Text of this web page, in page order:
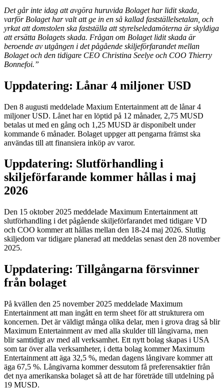
Det går inte idag att avgöra huruvida Bolaget har lidit skada,
varför Bolaget har valt att ge in en så kallad fastställelsetalan, och
yrkat att domstolen ska fastställa att styrelseledamöterna är skyldiga
att ersätta Bolagets skada. Frågan om Bolaget lidit skada är
beroende av utgången i det pågående skiljeförfarandet mellan
Bolaget och den tidigare CEO Christina Seelye och COO Thierry
Bonnefoi.”
Uppdatering: Lånar 4 miljoner USD
Den 8 augusti meddelade Maxium Entertainment att de lånar 4
miljoner USD. Lånet har en löptid på 12 månader, 2,75 MUSD
betalas ut med en gång och 1,25 MUSD är disponibelt under
kommande 6 månader. Bolaget uppger att pengarna främst ska
användas till att finansiera inköp av varor.
Uppdatering: Slutförhandling i
skiljeförfarande kommer hållas i maj
2026
Den 15 oktober 2025 meddelade Maximum Entertainment att
slutförhandling i det pågående skiljeförfarandet med tidigare VD
och COO kommer att hållas mellan den 18-24 maj 2026. Slutlig
skiljedom var tidigare planerad att meddelas senast den 28 november
2025.
Uppdatering: Tillgångarna försvinner
från bolaget
På kvällen den 25 november 2025 meddelade Maximum
Entertainment att man ingått en term sheet för att strukturera om
koncernen. Det är väldigt många olika delar, men i grova drag så blir
Maximum Entertainment av med alla skulder till långivarna, men
blir samtidigt av med all verksamhet. Ett nytt bolag skapas i USA
som tar över alla verksamheter, i detta bolag kommer Maximum
Entertainment att äga 32,5 %, medan dagens långivare kommer att
äga 67,5 %. Långivarna kommer dessutom få preferensaktier från
det nya amerikanska bolaget så att de har företräde till utdelning på
19 MUSD.